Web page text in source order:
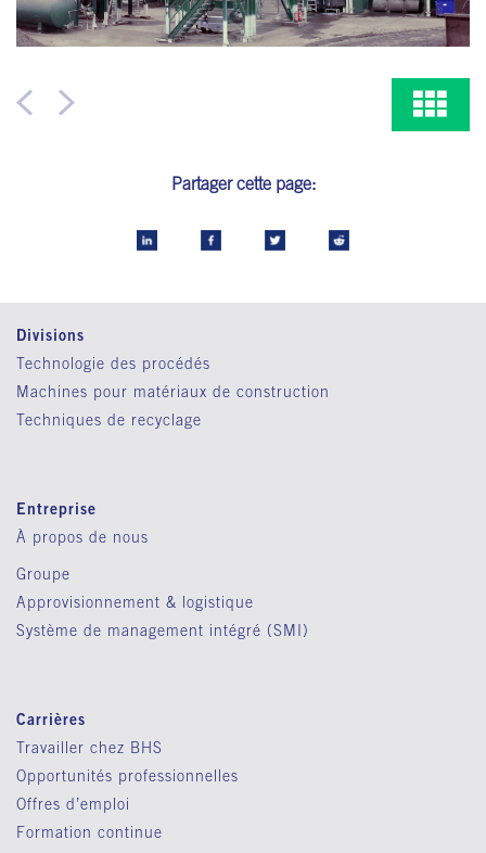
Partager cette page:
Divisions
Technologie des procédés
Machines pour matériaux de construction
Techniques de recyclage
Entreprise
À propos de nous
Groupe
Approvisionnement & logistique
Système de management intégré (SMI)
Carrières
Travailler chez BHS
Opportunités professionnelles
Offres d’emploi
Formation continue